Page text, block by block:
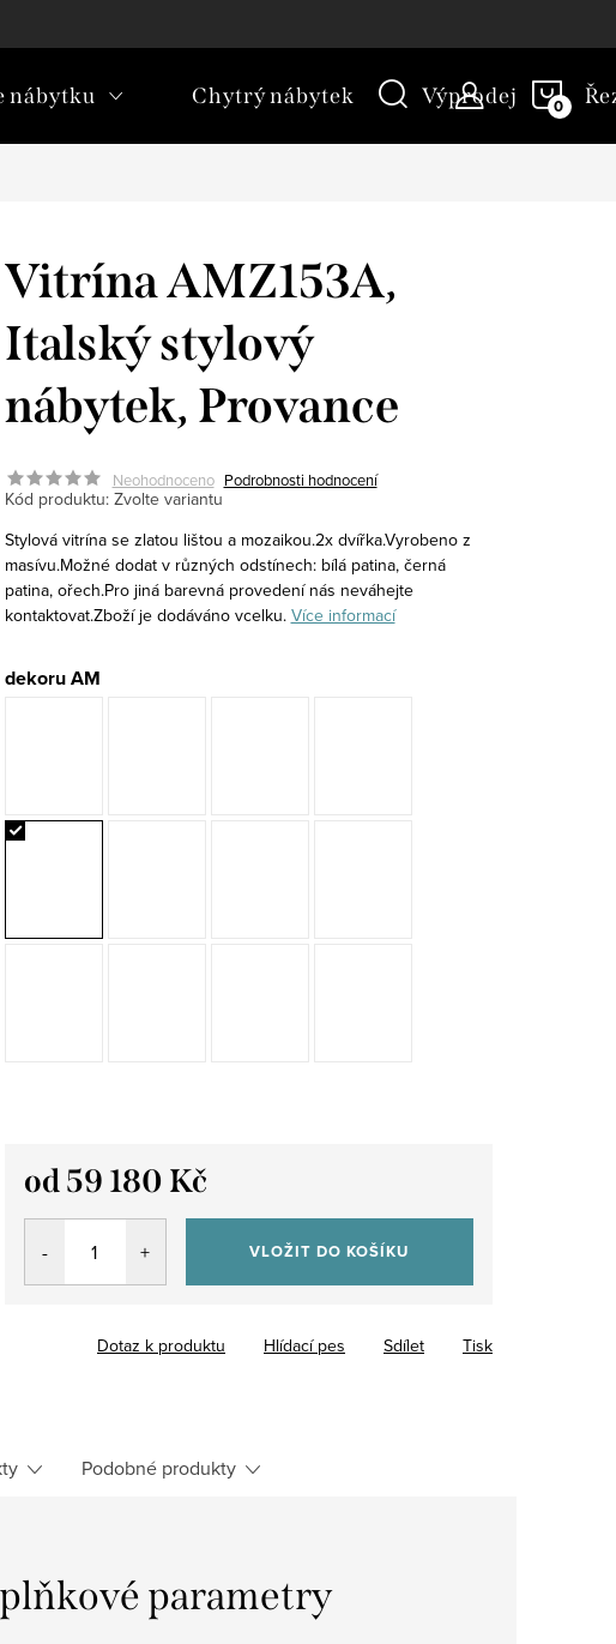
nábytku Chytrý nábytek Výprodej
Vitrína AMZ153A,
Italský stylový
nábytek, Provance
Neohodnoceno Podrobnosti hodnocení
Kód produktu: Zvolte variantu
Stylová vitrína se zlatou lištou a mozaikou.2x dvířka.Vyrobeno z
masívu.Možné dodat v různých odstínech: bílá patina, černá
patina, ořech.Pro jiná barevná provedení nás neváhejte
kontaktovat.Zboží je dodáváno vcelku. Více informací
dekoru AM
od59 180 Kč
Měrná
VLOŽIT DO KOŠÍKU
Tisk
Dotaz k produktu Hlídací pes Sdílet
Podobné produkty
parametry